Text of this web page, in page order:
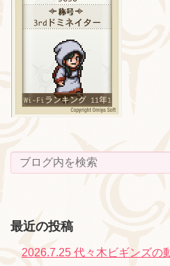
最近の投稿
2026.7.25 代々木ビギンズの